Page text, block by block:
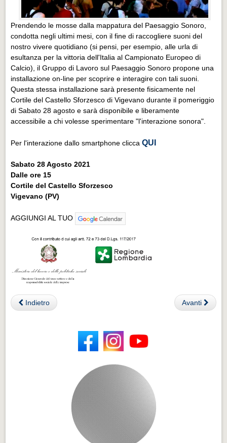
Prendendo le mosse dalla mappatura del Paesaggio Sonoro,
condotta negli ultimi mesi, con il fine di raccogliere suoni del
nostro vivere quotidiano (si pensi, per esempio, alle urla di
esultanza per la vittoria dell'Italia al Campionato Europeo di
Calcio), il Gruppo di Lavoro sul Paesaggio Sonoro propone una
installazione on-line per scoprire e interagire con tali suoni.
Questa stessa installazione sarà presente fisicamente nel
Cortile del Castello Sforzesco di Vigevano durante il pomeriggio
di Sabato 28 agosto e sarà disponibile e liberamente
accessibile a chi volesse sperimentare "l'interazione sonora".
Per l'interazione dallo smartphone cliccaQUI
Sabato 28 Agosto 2021
Dalle ore 15
Cortile del Castello Sforzesco
Vigevano (PV)
AGGIUNGI AL TUO
Indietro Avanti